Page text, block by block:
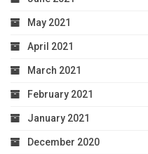
May 2021
April 2021
March 2021
February 2021
January 2021
December 2020